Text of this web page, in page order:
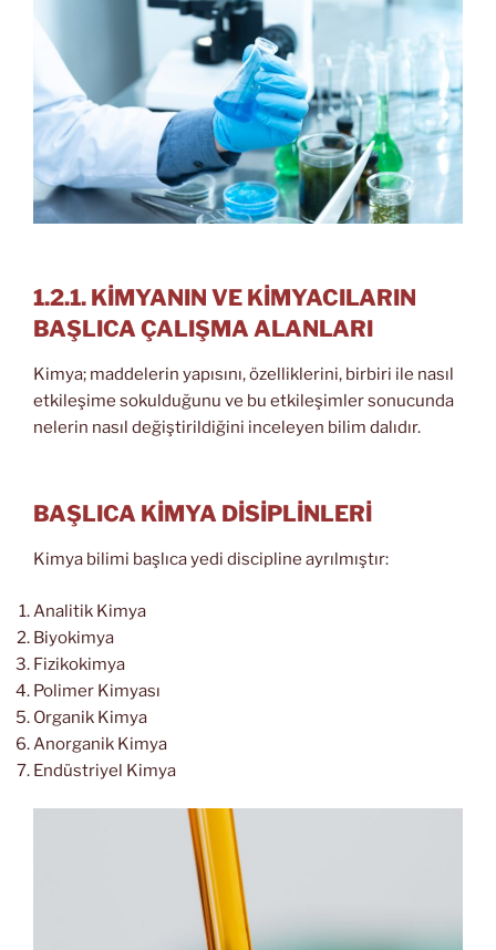
1.2.1. KİMYANIN VE KİMYACILARIN
BAŞLICA ÇALIŞMA ALANLARI
Kimya; maddelerin yapısını, özelliklerini, birbiri ile nasıl
etkileşime sokulduğunu ve bu etkileşimler sonucunda
nelerin nasıl değiştirildiğini inceleyen bilim dalıdır.
BAŞLICA KİMYA DİSİPLİNLERİ
Kimya bilimi başlıca yedi discipline ayrılmıştır:
Analitik Kimya
Biyokimya
Fizikokimya
Polimer Kimyası
Organik Kimya
Anorganik Kimya
Endüstriyel Kimya